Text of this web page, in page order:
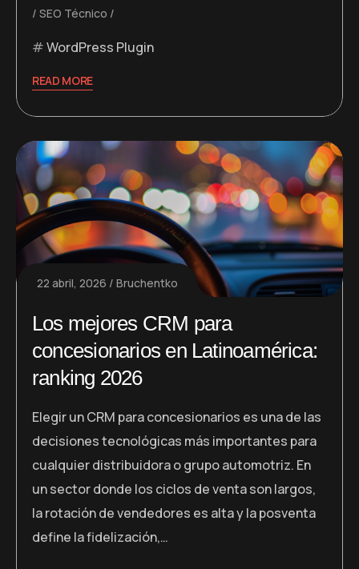
SEO Técnico
WordPress Plugin
READ MORE
22 abril, 2026 Bruchentko
Los mejores CRM para
concesionarios en Latinoamérica:
ranking 2026
Elegir un CRM para concesionarios es una de las
decisiones tecnológicas más importantes para
cualquier distribuidora o grupo automotriz. En
un sector donde los ciclos de venta son largos,
la rotación de vendedores es alta y la posventa
define la fidelización,…